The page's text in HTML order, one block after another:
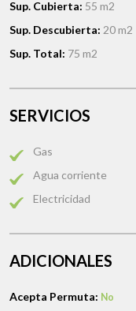
Sup. Cubierta: 55 m2
Sup. Descubierta: 20 m2
Sup. Total: 75 m2
SERVICIOS
Gas
Agua corriente
Electricidad
ADICIONALES
Acepta Permuta: No